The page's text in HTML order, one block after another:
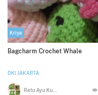
Kriya
Bagcharm Crochet Whale
DKI JAKARTA